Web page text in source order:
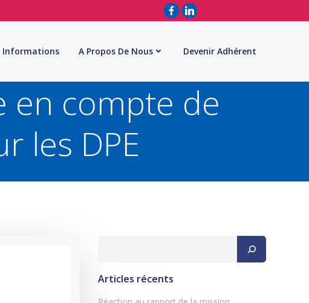
Informations A Propos De Nous Devenir Adhérent
en compte de
les DPE
Articles récents